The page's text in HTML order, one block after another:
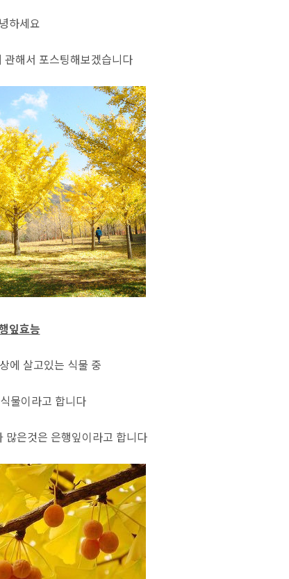
하세요
해서 포스팅해보겠습니다
잎효능
에 살고있는 식물 중
물이라고 합니다
많은것은 은행잎이라고 합니다